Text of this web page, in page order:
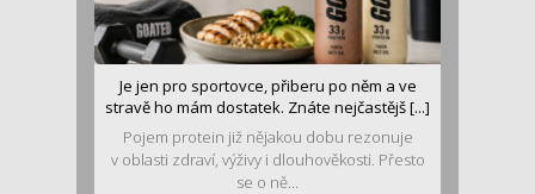
Je jen pro sportovce, přiberu po něm a ve
stravě ho mám dostatek. Znáte nejčastějš [...]
Pojem protein již nějakou dobu rezonuje
v oblasti zdraví, výživy i dlouhověkosti. Přesto
se o ně...